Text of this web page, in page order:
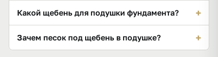
толщина — по проекту и типу грунта.
Какой щебень для подушки фундамента? +
хорошо распределяет нагрузку.
Зачем песок под щебень в подушке? +